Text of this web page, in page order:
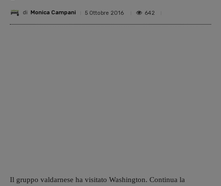
di Monica Campani 5 Ottobre 2016 642
Il gruppo valdarnese ha visitato Washington. Continua la